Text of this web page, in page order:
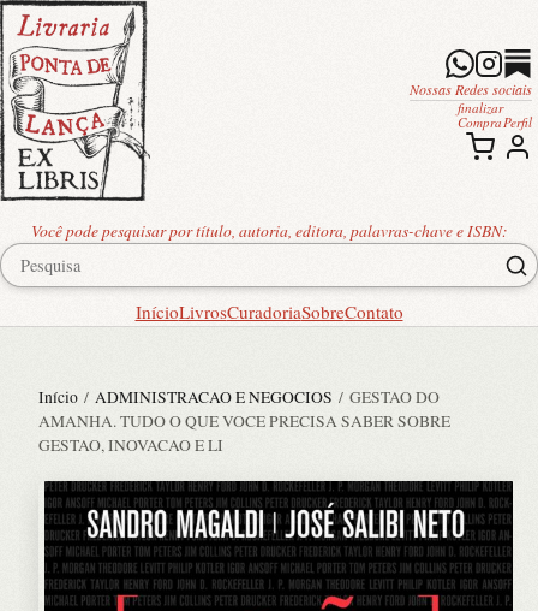
Você pode pesquisar por título, autoria, editora, palavras-chave e ISBN:
InícioLivrosCuradoriaSobreContato
Nossas Redes sociais
finalizar
Compra Perfil
Início / ADMINISTRACAO E NEGOCIOS / GESTAO DO
AMANHA. TUDO O QUE VOCE PRECISA SABER SOBRE
GESTAO, INOVACAO E LI